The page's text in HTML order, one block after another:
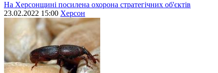
На Херсонщині посилена охорона стратегічних об'єктів
23.02.2022 15:00 Херсон